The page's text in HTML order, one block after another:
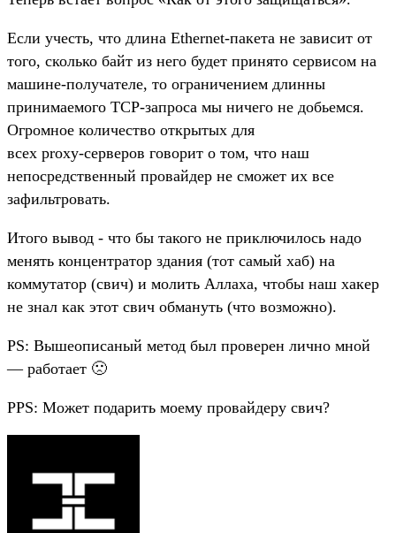
Если учесть, что длина Ethernet-пакета не зависит от
того, сколько байт из него будет принято сервисом на
машине-получателе, то ограничением длинны
принимаемого TCP-запроса мы ничего не добьемся.
Огромное количество открытых для
всех proxy-серверов говорит о том, что наш
непосредственный провайдер не сможет их все
зафильтровать.
Итого вывод - что бы такого не приключилось надо
менять концентратор здания (тот самый хаб) на
коммутатор (свич) и молить Аллаха, чтобы наш хакер
не знал как этот свич обмануть (что возможно).
PS: Вышеописаный метод был проверен лично мной
— работает 🙁
PPS: Может подарить моему провайдеру свич?